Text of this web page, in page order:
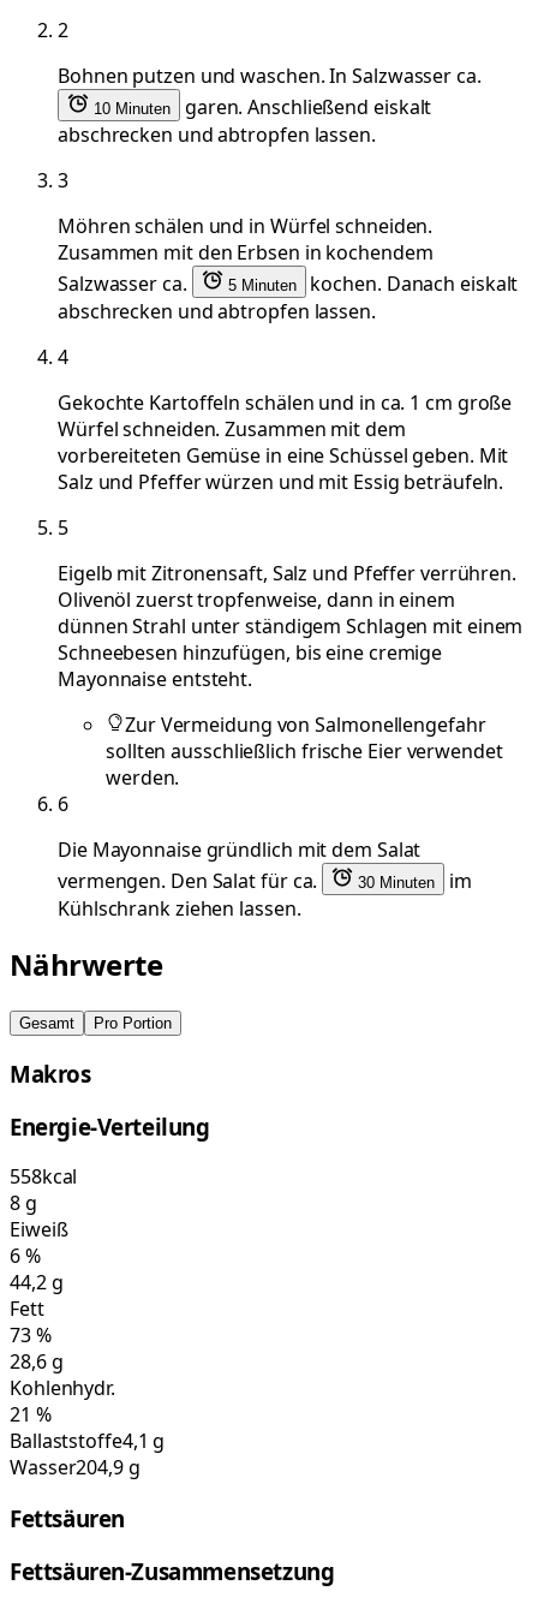
2
Bohnen putzen und waschen. In Salzwasser ca.
10 Minuten
garen. Anschließend eiskalt
abschrecken und abtropfen lassen.
3
Möhren schälen und in Würfel schneiden.
Zusammen mit den Erbsen in kochendem
Salzwasser ca.
5 Minuten
kochen. Danach eiskalt
abschrecken und abtropfen lassen.
4
Gekochte Kartoffeln schälen und in ca. 1 cm große
Würfel schneiden. Zusammen mit dem
vorbereiteten Gemüse in eine Schüssel geben. Mit
Salz und Pfeffer würzen und mit Essig beträufeln.
5
Eigelb mit Zitronensaft, Salz und Pfeffer verrühren.
Olivenöl zuerst tropfenweise, dann in einem
dünnen Strahl unter ständigem Schlagen mit einem
Schneebesen hinzufügen, bis eine cremige
Mayonnaise entsteht.
Zur Vermeidung von Salmonellengefahr
sollten ausschließlich frische Eier verwendet
werden.
6
Die Mayonnaise gründlich mit dem Salat
vermengen. Den Salat für ca.
30 Minuten
im
Kühlschrank ziehen lassen.
Nährwerte
Gesamt Pro Portion
Makros
Energie-Verteilung
558kcal
8g
Eiweiß
6%
44,2g
Fett
73%
28,6g
Kohlenhydr.
21 %
Ballaststoffe4,1 g
Wasser204,9 g
Fettsäuren
Fettsäuren-Zusammensetzung